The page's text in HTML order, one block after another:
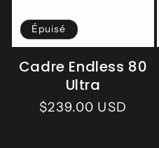
o
n
Épuisé
Cadre Endless 80
Ultra
Prix
$239.00 USD